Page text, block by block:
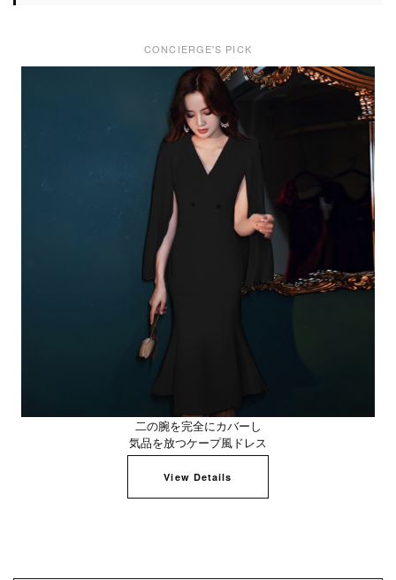
CONCIERGE'S PICK
二の腕を完全にカバーし
気品を放つケープ風ドレス
View Details